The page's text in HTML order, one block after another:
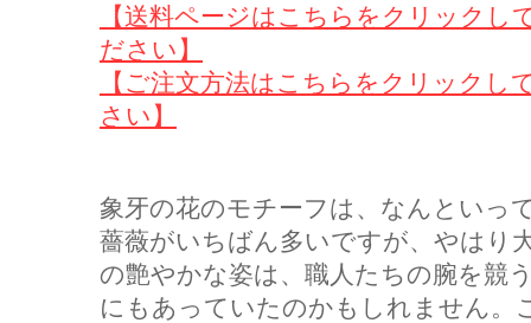
【送料ページはこちらをクリックし
ださい】
【ご注文方法はこちらをクリックし
さい】
象牙の花のモチーフは、なんといっ
薔薇がいちばん多いですが、やはり
の艶やかな姿は、職人たちの腕を競
にもあっていたのかもしれません。